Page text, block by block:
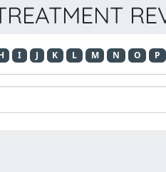
I J K L M N O P